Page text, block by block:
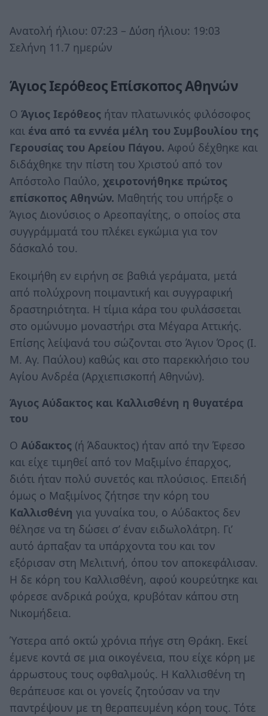
Ανατολή ήλιου: 07:23 – Δύση ήλιου: 19:03
Σελήνη 11.7 ημερών
Άγιος Ιερόθεος Επίσκοπος Αθηνών
Ο Άγιος Ιερόθεος ήταν πλατωνικός φιλόσοφος
και ένα από τα εννέα μέλη του Συμβουλίου της
Γερουσίας του Αρείου Πάγου. Αφού δέχθηκε και
διδάχθηκε την πίστη του Χριστού από τον
Απόστολο Παύλο, χειροτονήθηκε πρώτος
επίσκοπος Αθηνών. Μαθητής του υπήρξε ο
Άγιος Διονύσιος ο Αρεοπαγίτης, ο οποίος στα
συγγράμματά του πλέκει εγκώμια για τον
δάσκαλό του.
Εκοιμήθη εν ειρήνη σε βαθιά γεράματα, μετά
από πολύχρονη ποιμαντική και συγγραφική
δραστηριότητα. Η τίμια κάρα του φυλάσσεται
στο ομώνυμο μοναστήρι στα Μέγαρα Αττικής.
Επίσης λείψανά του σώζονται στο Άγιον Όρος (Ι.
Μ. Αγ. Παύλου) καθώς και στο παρεκκλήσιο του
Αγίου Ανδρέα (Αρχιεπισκοπή Αθηνών).
Άγιος Αύδακτος και Καλλισθένη η θυγατέρα
του
Ο Αύδακτος (ή Άδαυκτος) ήταν από την Έφεσο
και είχε τιμηθεί από τον Μαξιμίνο έπαρχος,
διότι ήταν πολύ συνετός και πλούσιος. Επειδή
όμως ο Μαξιμίνος ζήτησε την κόρη του
Καλλισθένη για γυναίκα του, ο Αύδακτος δεν
θέλησε να τη δώσει σ’ έναν ειδωλολάτρη. Γι’
αυτό άρπαξαν τα υπάρχοντα του και τον
εξόρισαν στη Μελιτινή, όπου τον αποκεφάλισαν.
Η δε κόρη του Καλλισθένη, αφού κουρεύτηκε και
φόρεσε ανδρικά ρούχα, κρυβόταν κάπου στη
Νικομήδεια.
Ύστερα από οκτώ χρόνια πήγε στη Θράκη. Εκεί
έμενε κοντά σε μια οικογένεια, που είχε κόρη με
άρρωστους τους οφθαλμούς. Η Καλλισθένη τη
θεράπευσε και οι γονείς ζητούσαν να την
παντρέψουν με τη θεραπευμένη κόρη τους. Τότε